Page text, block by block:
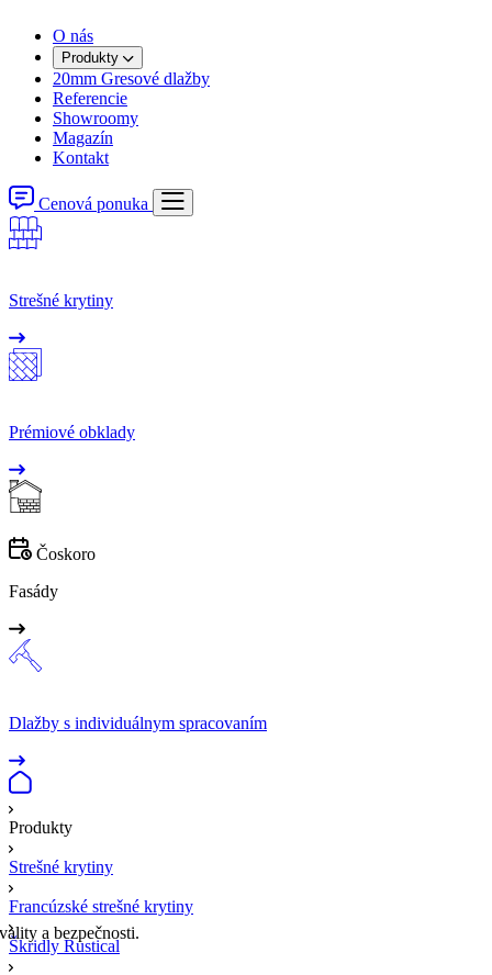
O nás
Produkty
20mm Gresové dlažby
Referencie
Showroomy
Magazín
Kontakt
Cenová ponuka
Strešné krytiny
Prémiové obklady
Čoskoro
Fasády
Dlažby s individuálnym spracovaním
Produkty
Strešné krytiny
Francúzské strešné krytiny
Škridly Rustical
a bezpečnosti.